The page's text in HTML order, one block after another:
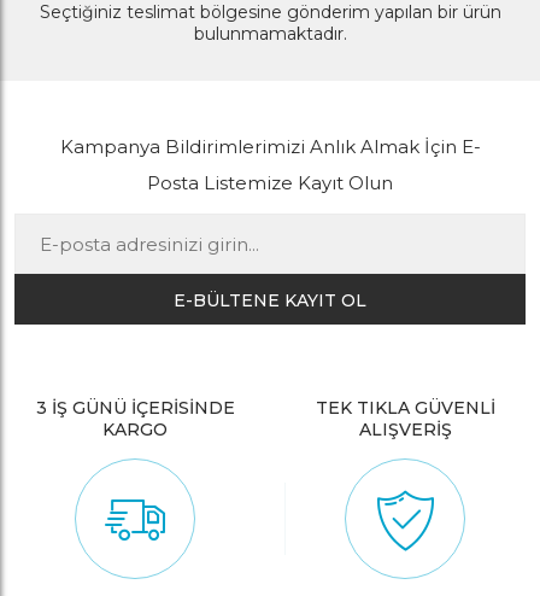
Seçtiğiniz teslimat bölgesine gönderim yapılan bir ürün
bulunmamaktadır.
Kampanya Bildirimlerimizi Anlık Almak İçin E-
Posta Listemize Kayıt Olun
E-BÜLTENE KAYIT OL
3 İŞ GÜNÜ İÇERİSİNDE
KARGO
TEK TIKLA GÜVENLİ
ALIŞVERİŞ